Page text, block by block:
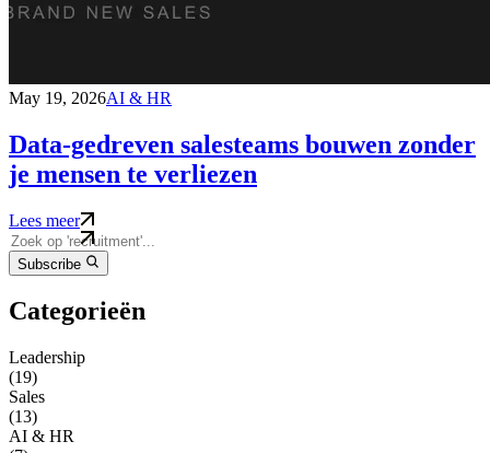
May 19, 2026AI & HR
Data-gedreven salesteams bouwen zonder
je mensen te verliezen
Lees meer
Subscribe
Categorieën
Leadership
(19)
Sales
(13)
AI & HR